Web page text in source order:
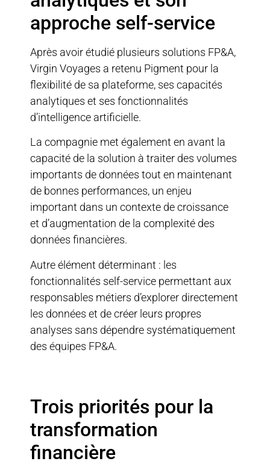
approche self-service
Après avoir étudié plusieurs solutions FP&A,
Virgin Voyages a retenu Pigment pour la
flexibilité de sa plateforme, ses capacités
analytiques et ses fonctionnalités
d’intelligence artificielle.
La compagnie met également en avant la
capacité de la solution à traiter des volumes
importants de données tout en maintenant
de bonnes performances, un enjeu
important dans un contexte de croissance
et d’augmentation de la complexité des
données financières.
Autre élément déterminant : les
fonctionnalités self-service permettant aux
responsables métiers d’explorer directement
les données et de créer leurs propres
analyses sans dépendre systématiquement
des équipes FP&A.
Trois priorités pour la
transformation
financière